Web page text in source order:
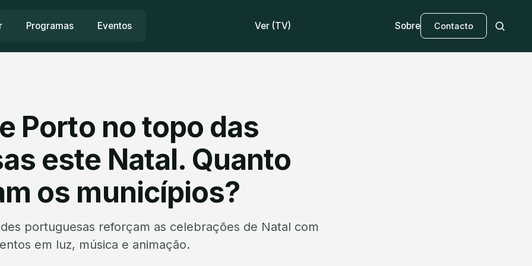
Programas Eventos Ver (TV) Sobre Contacto
Porto no topo das
este Natal. Quanto
os municípios?
portuguesas reforçam as celebrações de Natal com
em luz, música e animação.